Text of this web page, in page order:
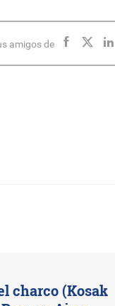
amigos de
charco (Kosak